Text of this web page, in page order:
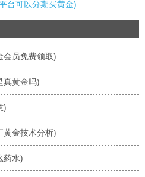
台可以分期买黄金)
会员免费领取)
真黄金吗)
)
黄金技术分析)
药水)